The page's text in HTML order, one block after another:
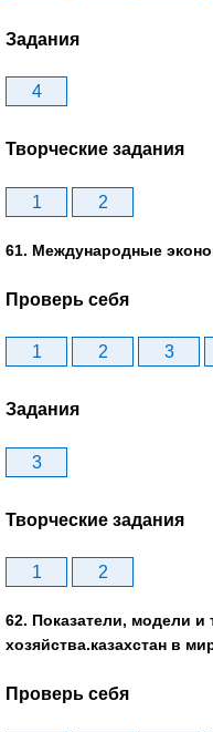
Задания
4
Творческие задания
1 2
61. Международные
Проверь себя
1 2 3
Задания
3
Творческие задания
1 2
62. Показатели, модели и
хозяйства.казахстан в
Проверь себя